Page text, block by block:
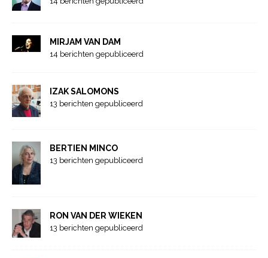
MIRJAM VAN DAM
14 berichten gepubliceerd
IZAK SALOMONS
13 berichten gepubliceerd
BERTIEN MINCO
13 berichten gepubliceerd
RON VAN DER WIEKEN
13 berichten gepubliceerd